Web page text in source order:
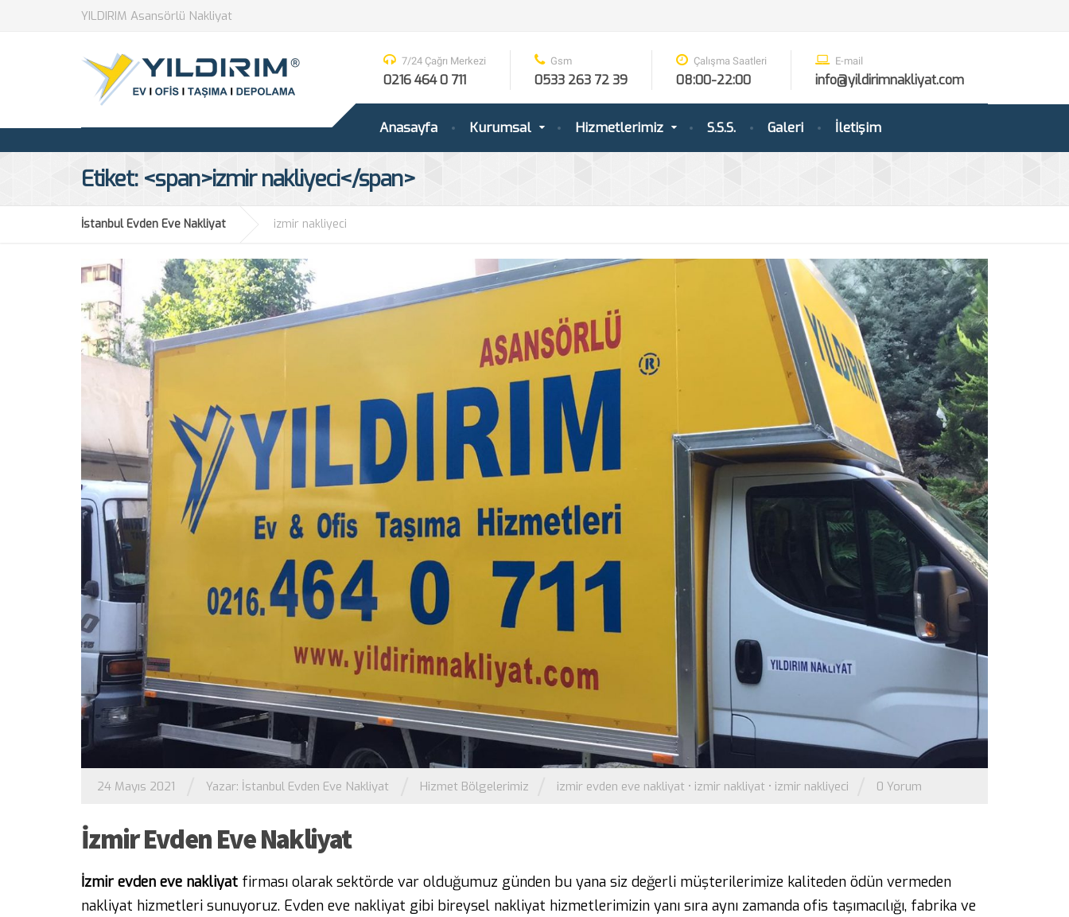
YILDIRIM Asansörlü Nakliyat
Anasayfa Kurumsal Hizmetlerimiz S.S.S. Galeri İletişim
7/24 Çağrı Merkezi
0216 464 0 711
Gsm
0533 263 72 39
Çalışma Saatleri
08:00-22:00
E-mail
info@yildirimnakliyat.com
Etiket: <span>izmir nakliyeci</span>
İstanbul Evden Eve Nakliyat izmir nakliyeci
24 Mayıs 2021 Yazar: İstanbul Evden Eve Nakliyat Hizmet Bölgelerimiz izmir evden eve nakliyat • izmir nakliyat • izmir nakliyeci 0 Yorum
İzmir Evden Eve Nakliyat
İzmir evden eve nakliyat firması olarak sektörde var olduğumuz günden bu yana siz değerli müşterilerimize kaliteden ödün vermeden
nakliyat hizmetleri sunuyoruz. Evden eve nakliyat gibi bireysel nakliyat hizmetlerimizin yanı sıra aynı zamanda ofis taşımacılığı, fabrika ve